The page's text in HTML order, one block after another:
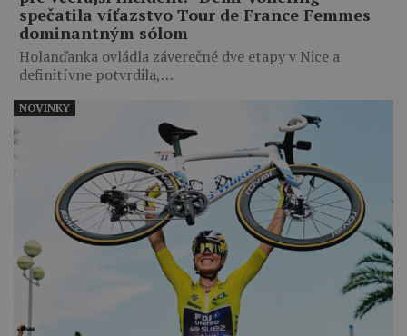
spečatila víťazstvo Tour de France Femmes
dominantným sólom
Holanďanka ovládla záverečné dve etapy v Nice a
definitívne potvrdila,…
NOVINKY